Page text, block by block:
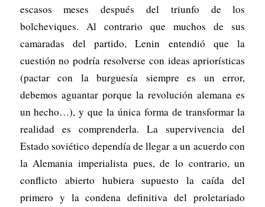
escasos meses después del triunfo de los
bolcheviques. Al contrario que muchos de sus
camaradas del partido, Lenin entendió que la
cuestión no podría resolverse con ideas apriorísticas
(pactar con la burguesía siempre es un error,
debemos aguantar porque la revolución alemana es
un hecho…), y que la única forma de transformar la
realidad es comprenderla. La supervivencia del
Estado soviético dependía de llegar a un acuerdo con
la Alemania imperialista pues, de lo contrario, un
conflicto abierto hubiera supuesto la caída del
primero y la condena definitiva del proletariado